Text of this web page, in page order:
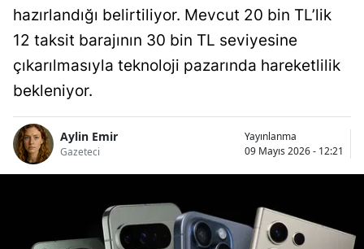
hazırlandığı belirtiliyor. Mevcut 20 bin TL’lik
12 taksit barajının 30 bin TL seviyesine
çıkarılmasıyla teknoloji pazarında hareketlilik
bekleniyor.
Aylin Emir
Gazeteci
Yayınlanma
09 Mayıs 2026 - 12:21